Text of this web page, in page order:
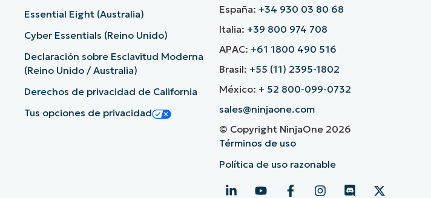
Essential Eight (Australia)
Cyber Essentials (Reino Unido)
Declaración sobre Esclavitud Moderna
(Reino Unido / Australia)
Derechos de privacidad de California
Tus opciones de privacidad
España: +34 930 03 80 68
Italia: +39 800 974 708
APAC: +61 1800 490 516
Brasil: +55 (11) 2395-1802
México: + 52 800-099-0732
sales@ninjaone.com
© Copyright NinjaOne 2026
Términos de uso
Política de uso razonable